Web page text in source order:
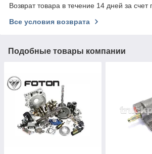
Возврат товара в течение 14 дней за счет
Все условия возврата
Подобные товары компании